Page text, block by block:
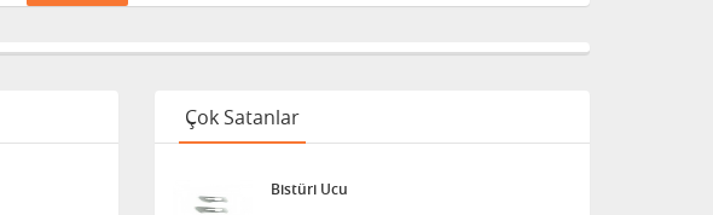
Çok Satanlar
Bistüri Ucu